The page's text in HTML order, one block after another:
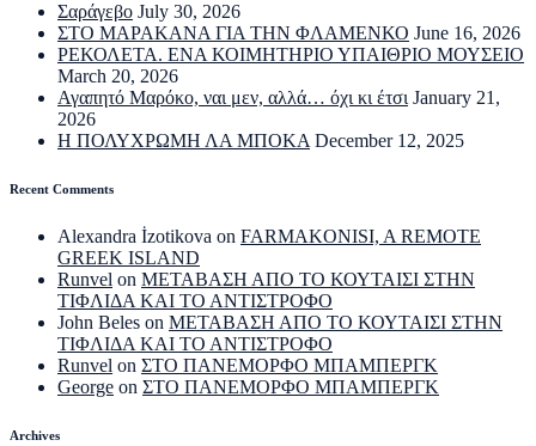
Σαράγεβο July 30, 2026
ΣΤΟ ΜΑΡΑΚΑΝΑ ΓΙΑ ΤΗΝ ΦΛΑΜΕΝΚΟ June 16, 2026
ΡΕΚΟΛΕΤΑ. ΕΝΑ ΚΟΙΜΗΤΗΡΙΟ ΥΠΑΙΘΡΙΟ ΜΟΥΣΕΙΟ
March 20, 2026
Αγαπητό Μαρόκο, ναι μεν, αλλά… όχι κι έτσι January 21,
2026
Η ΠΟΛΥΧΡΩΜΗ ΛΑ ΜΠΟΚΑ December 12, 2025
Recent Comments
Alexandra İzotikova on FARMAKONISI, A REMOTE
GREEK ISLAND
Runvel on ΜΕΤΑΒΑΣΗ ΑΠΟ ΤΟ ΚΟΥΤΑΙΣΙ ΣΤΗΝ
ΤΙΦΛΙΔΑ ΚΑΙ ΤΟ ΑΝΤΙΣΤΡΟΦΟ
John Beles on ΜΕΤΑΒΑΣΗ ΑΠΟ ΤΟ ΚΟΥΤΑΙΣΙ ΣΤΗΝ
ΤΙΦΛΙΔΑ ΚΑΙ ΤΟ ΑΝΤΙΣΤΡΟΦΟ
Runvel on ΣΤΟ ΠΑΝΕΜΟΡΦΟ ΜΠΑΜΠΕΡΓΚ
George on ΣΤΟ ΠΑΝΕΜΟΡΦΟ ΜΠΑΜΠΕΡΓΚ
Archives